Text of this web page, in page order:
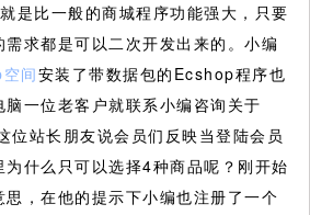
是比一般的商城程序功能强大，只要
求都是可以二次开发出来的。小编
间安装了带数据包的Ecshop程序也
一位老客户就联系小编咨询关于
位站长朋友说会员们反映当登陆会员
什么只可以选择4种商品呢？刚开始
，在他的提示下小编也注册了一个